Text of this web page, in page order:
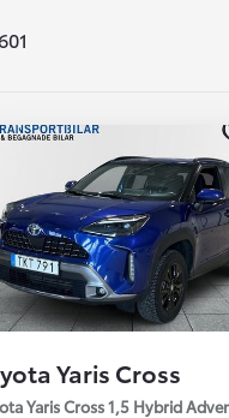
Yaris Cross
Yaris Cross 1,5 Hybrid